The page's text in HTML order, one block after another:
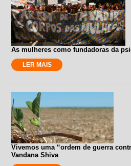
As mulheres como fundadoras da
LER MAIS
Vivemos uma “ordem de guerra
Vandana Shiva